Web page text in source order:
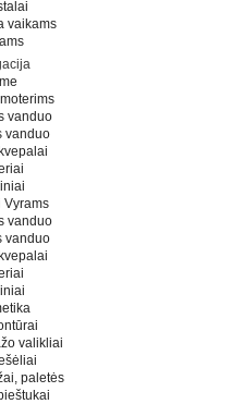
vaikams
vanduo
vanduo
Vyrams
vanduo
vanduo
valikliai
paletės